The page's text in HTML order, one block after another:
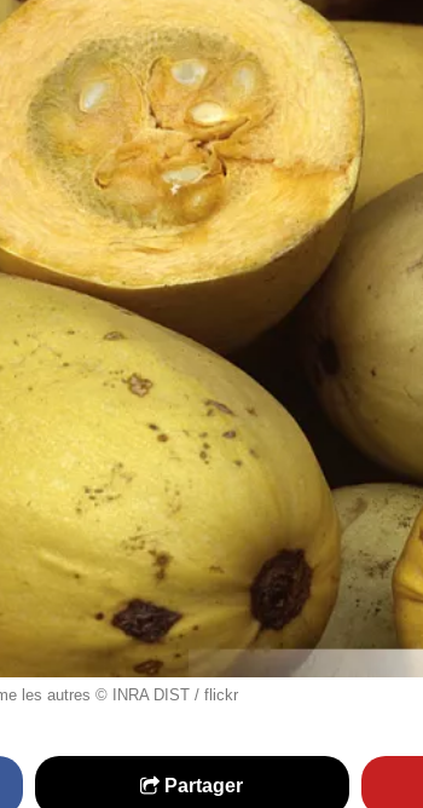
les autres © INRA DIST / flickr
Partager